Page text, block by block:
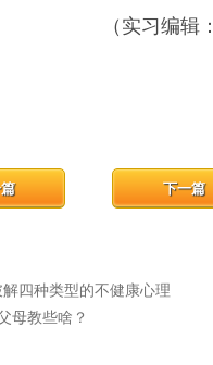
（实习编辑
解四种类型的不健康心理
下一篇
母教些啥？